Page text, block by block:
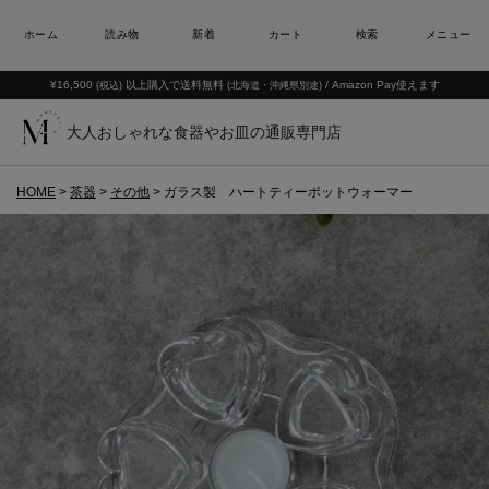
¥16,500 (税込) 以上購入で送料無料 (北海道・沖縄県別途) / Amazon Pay使えます
大人おしゃれな食器やお皿の通販専門店
HOME 茶器 その他 ガラス製 ハートティーポットウォーマー